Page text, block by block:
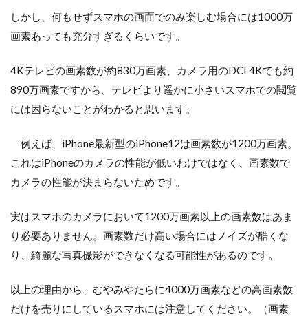
しかし、何もせずスマホの画面でのみ楽しむ場合には1000万
画素あっても充分すぎるくらいです。
4Kテレビの画素数が約830万画素、カメラ用のDCI 4Kでも約
890万画素ですから、テレビより遥かに小さいスマホでの閲覧
には困らないことがわかると思います。
例えば、iPhone最新型のiPhone12は画素数が1200万画素。
これはiPhoneのカメラの性能が低いわけではなく、画素数で
カメラの性能が決まらないためです。
実はスマホのカメラにおいて1200万画素以上の画素数はあま
り必要ありません。画素数だけ高い場合にはノイズが酷くな
り、綺麗な写真撮影ができなくなる可能性があるのです。
以上の理由から、むやみやたらに4000万画素などの高画素数
だけを売りにしているスマホには注意してください。（画素